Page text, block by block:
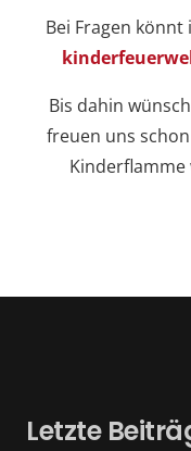
Bei Fragen
Bis dahin
freuen uns
Letzte